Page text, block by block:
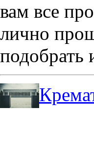
вам все
лично
подобрать